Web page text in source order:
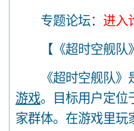
专题论坛： 进入
【《超时空舰队》
《超时空舰队》是
游戏。目标用户定位
家群体。在游戏里玩